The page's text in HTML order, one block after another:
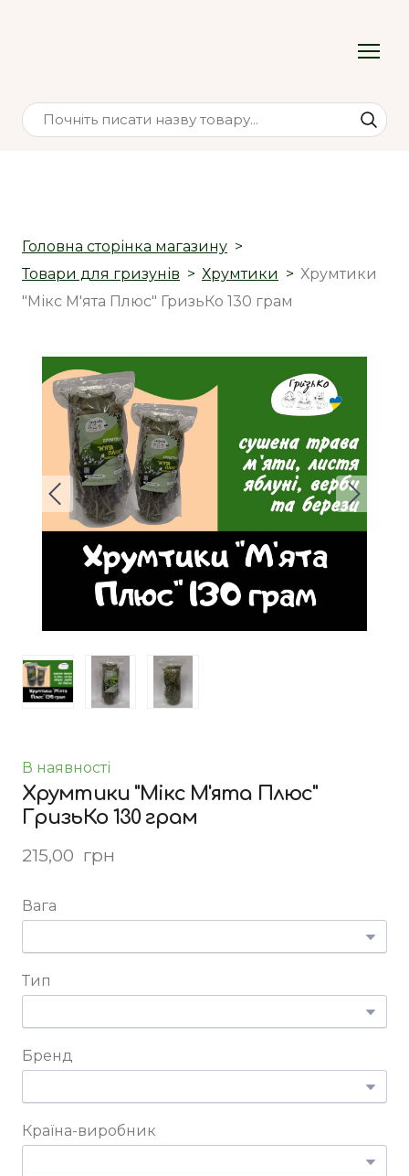
Головна сторінка магазину
Товари для гризунів
Хрумтики
Хрумтики
"Мікс М'ята Плюс" ГризьКо 130 грам
В наявності
Хрумтики "Мікс М'ята Плюс"
ГризьКо 130 грам
215,00  грн
Вага
Тип
Бренд
Країна-виробник